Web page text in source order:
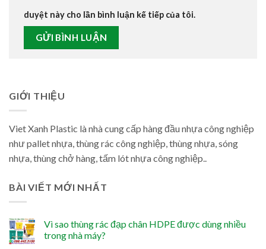
duyệt này cho lần bình luận kế tiếp của tôi.
GIỚI THIỆU
Viet Xanh Plastic là nhà cung cấp hàng đầu nhựa công nghiệp
như pallet nhựa, thùng rác công nghiệp, thùng nhựa, sóng
nhựa, thùng chở hàng, tấm lót nhựa công nghiệp..
BÀI VIẾT MỚI NHẤT
Vì sao thùng rác đạp chân HDPE được dùng nhiều
trong nhà máy?